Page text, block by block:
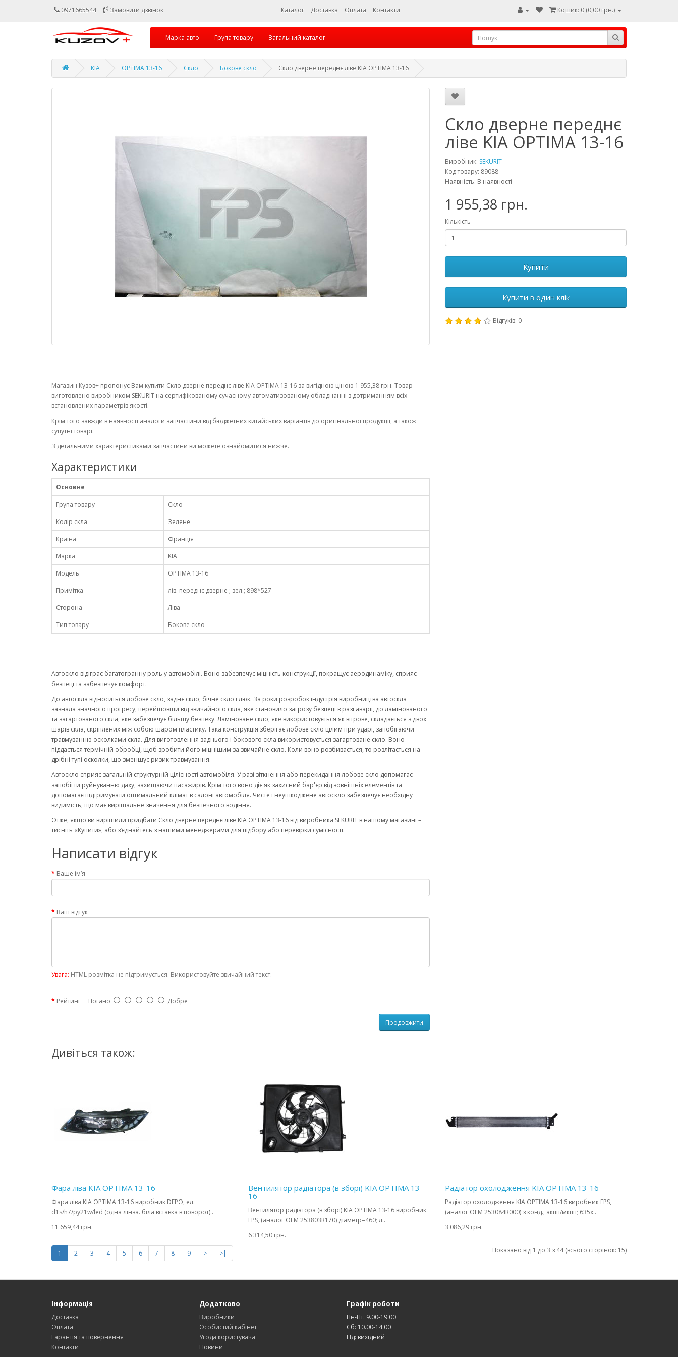
0971665544 Замовити дзвінок Каталог Доставка Оплата Контакти Кошик: 0 (0,00 грн.)
Марка авто Група товару Загальний каталог
KIA OPTIMA 13-16 Скло Бокове скло Скло дверне переднє ліве KIA OPTIMA 13-16
Скло дверне переднє
ліве KIA OPTIMA 13-16
Виробник: SEKURIT
Код товару: 89088
Наявність: В наявності
1 955,38 грн.
Кількість
Купити
Купити в один клік
Відгуків: 0
Магазин Кузов+ пропонує Вам купити Скло дверне переднє ліве KIA OPTIMA 13-16 за вигідною ціною 1 955,38 грн. Товар
виготовлено виробником SEKURIT на сертифікованому сучасному автоматизованому обладнанні з дотриманням всіх
встановлених параметрів якості.
Крім того завжди в наявності аналоги запчастини від бюджетних китайських варіантів до оригінальної продукції, а також
супутні товарі.
З детальними характеристиками запчастини ви можете ознайомитися нижче.
Характеристики
Основне
Група товару
Скло
Колір скла
Зелене
Країна
Франція
Марка
KIA
Модель
OPTIMA 13-16
Примітка
лів. переднє дверне ; зел.; 898*527
Сторона
Ліва
Тип товару
Бокове скло
Автоскло відіграє багатогранну роль у автомобілі. Воно забезпечує міцність конструкції, покращує аеродинаміку, сприяє
безпеці та забезпечує комфорт.
До автоскла відноситься лобове скло, заднє скло, бічне скло і люк. За роки розробок індустрія виробництва автоскла
зазнала значного прогресу, перейшовши від звичайного скла, яке становило загрозу безпеці в разі аварії, до ламінованого
та загартованого скла, яке забезпечує більшу безпеку. Ламіноване скло, яке використовується як вітрове, складається з двох
шарів скла, скріплених між собою шаром пластику. Така конструкція зберігає лобове скло цілим при ударі, запобігаючи
травмуванню осколками скла. Для виготовлення заднього і бокового скла використовується загартоване скло. Воно
піддається термічній обробці, щоб зробити його міцнішим за звичайне скло. Коли воно розбивається, то розлітається на
дрібні тупі осколки, що зменшує ризик травмування.
Автоскло сприяє загальній структурній цілісності автомобіля. У разі зіткнення або перекидання лобове скло допомагає
запобігти руйнуванню даху, захищаючи пасажирів. Крім того воно діє як захисний бар'єр від зовнішніх елементів та
допомагає підтримувати оптимальний клімат в салоні автомобіля. Чисте і неушкоджене автоскло забезпечує необхідну
видимість, що має вирішальне значення для безпечного водіння.
Отже, якщо ви вирішили придбати Скло дверне переднє ліве KIA OPTIMA 13-16 від виробника SEKURIT в нашому магазині –
тисніть «Купити», або з’єднайтесь з нашими менеджерами для підбору або перевірки сумісності.
Написати відгук
Ваше ім’я
Ваш відгук
Увага: HTML розмітка не підтримується. Використовуйте звичайний текст.
Рейтинг Погано Добре
Продовжити
Дивіться також:
Фара ліва KIA OPTIMA 13-16
Фара ліва KIA OPTIMA 13-16 виробник DEPO, ел.
d1s/h7/py21w/led (одна лінза. біла вставка в поворот)..
11 659,44 грн.
Вентилятор радіатора (в зборі) KIA OPTIMA 13-
16
Вентилятор радіатора (в зборі) KIA OPTIMA 13-16 виробник
FPS, (аналог OEM 253803R170) діаметр=460; л..
6 314,50 грн.
Радіатор охолодження KIA OPTIMA 13-16
Радіатор охолодження KIA OPTIMA 13-16 виробник FPS,
(аналог OEM 253084R000) з конд.; акпп/мкпп; 635x..
3 086,29 грн.
1 2 3 4 5 6 7 8 9 > >| Показано від 1 до 3 з 44 (всього сторінок: 15)
Інформація
Доставка
Оплата
Гарантія та повернення
Контакти
Додатково
Виробники
Особистий кабінет
Угода користувача
Новини
Графік роботи
Пн-Пт: 9.00-19.00
Сб: 10.00-14.00
Нд: вихідний